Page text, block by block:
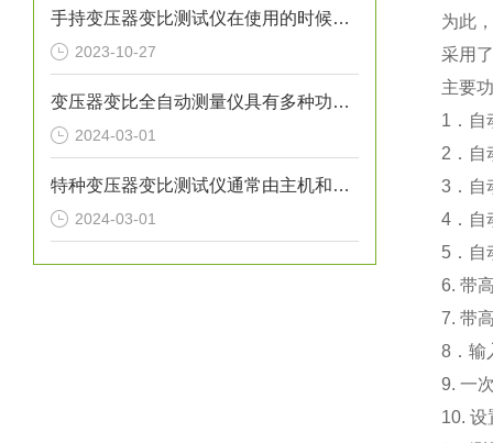
手持变压器变比测试仪在使用的时候需要注意哪些事项？
2023-10-27
变压器变比全自动测量仪具有多种功能，以满足不同测试需求
2024-03-01
特种变压器变比测试仪通常由主机和相应的测试接线组成
2024-03-01
为此
采用
主要
1．自
2．自
3．自
4．自
5．自
6. 带
7. 带
8．输
9. 一
10. 设